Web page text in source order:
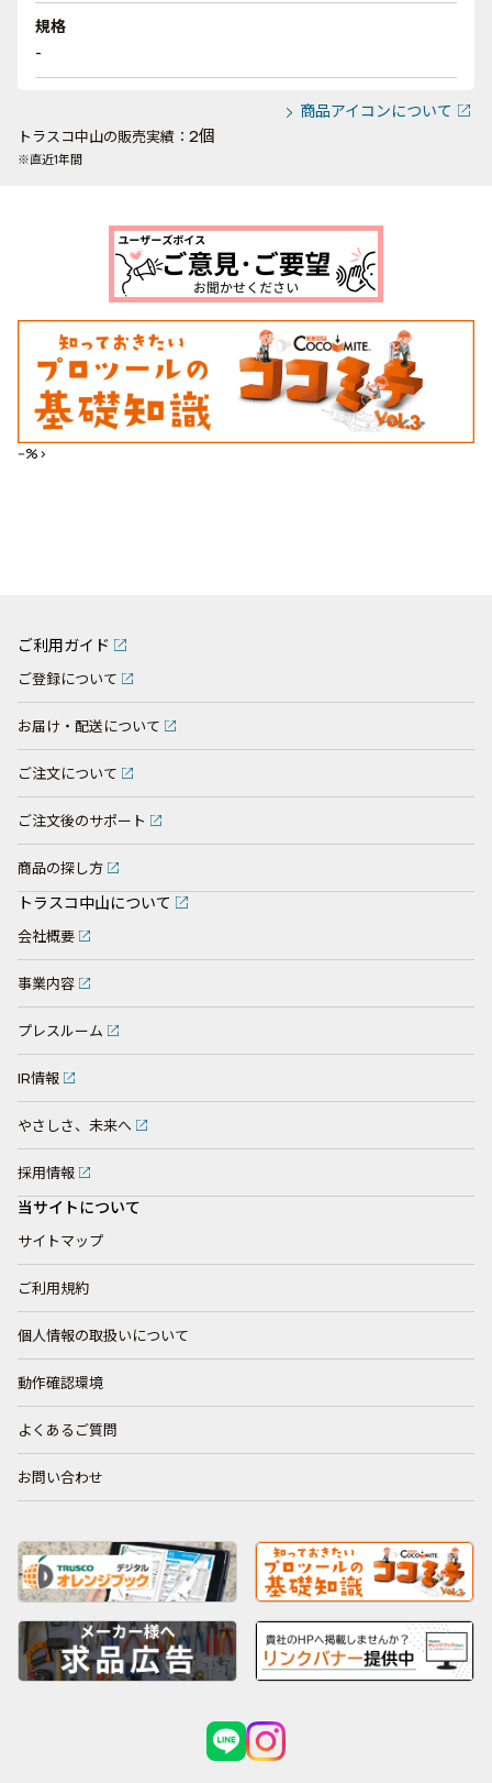
規格
-
商品アイコンについて
トラスコ中山の販売実績： 2個
※直近1年間
--%>
ご利用ガイド
ご登録について
お届け・配送について
ご注文について
ご注文後のサポート
商品の探し方
トラスコ中山について
会社概要
事業内容
プレスルーム
IR情報
やさしさ、未来へ
採用情報
当サイトについて
サイトマップ
ご利用規約
個人情報の取扱いについて
動作確認環境
よくあるご質問
お問い合わせ